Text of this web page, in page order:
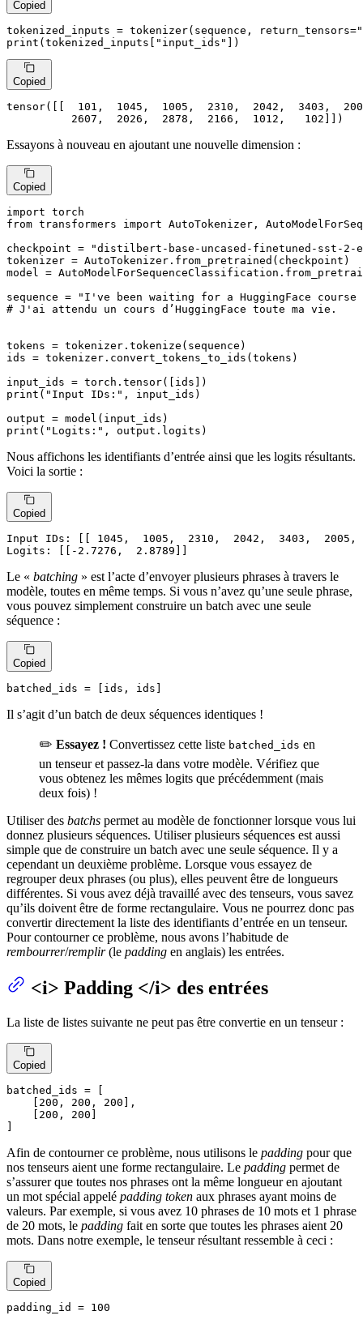
Copied
tokenized_inputs = tokenizer(sequence, return_tensors=
print (tokenized_inputs[ "input_ids" ])
Copied
tensor([[ 101 , 1045 , 1005 , 2310 , 2042 , 3403 ,
2607 , 2026 , 2878 , 2166 , 1012 , 102 ]])
Essayons à nouveau en ajoutant une nouvelle dimension :
Copied
import
from transformers import AutoTokenizer,
checkpoint =
"distilbert-base-uncased-finetuned-sst-2-
tokenizer = AutoTokenizer.from_pretrained(checkpoint)
model =
sequence =
"I've been waiting for a HuggingFace
# J'ai attendu un cours d’HuggingFace toute ma vie.
tokens = tokenizer.tokenize(sequence)
ids = tokenizer.convert_tokens_to_ids(tokens)
print ( "Input IDs:" , input_ids)
print ( "Logits:" , output.logits)
Nous affichons les identifiants d’entrée ainsi que les logits résultants.
Voici la sortie :
Copied
Input IDs: [[ 1045 , 1005 , 2310 , 2042 , 3403 , 2005
Logits: [[- 2.7276 , 2.8789
Le « batching » est l’acte d’envoyer plusieurs phrases à travers le
modèle, toutes en même temps. Si vous n’avez qu’une seule phrase,
vous pouvez simplement construire un batch avec une seule
séquence :
Copied
batched_ids = [ids, ids]
Il s’agit d’un batch de deux séquences identiques !
✏️ Essayez ! Convertissez cette liste batched_ids en
un tenseur et passez-la dans votre modèle. Vérifiez que
vous obtenez les mêmes logits que précédemment (mais
deux fois) !
Utiliser des batchs permet au modèle de fonctionner lorsque vous lui
donnez plusieurs séquences. Utiliser plusieurs séquences est aussi
simple que de construire un batch avec une seule séquence. Il y a
cependant un deuxième problème. Lorsque vous essayez de
regrouper deux phrases (ou plus), elles peuvent être de longueurs
différentes. Si vous avez déjà travaillé avec des tenseurs, vous savez
qu’ils doivent être de forme rectangulaire. Vous ne pourrez donc pas
convertir directement la liste des identifiants d’entrée en un tenseur.
Pour contourner ce problème, nous avons l’habitude de
rembourrer/remplir(le padding en anglais) les entrées.
<i> Padding </i> des entrées
La liste de listes suivante ne peut pas être convertie en un tenseur :
Copied
batched_ids = [
    [
200 , 200 , 200 ],
    [
200 , 200 ]
]
Afin de contourner ce problème, nous utilisons le padding pour que
nos tenseurs aient une forme rectangulaire. Le padding permet de
s’assurer que toutes nos phrases ont la même longueur en ajoutant
un mot spécial appelé padding token aux phrases ayant moins de
valeurs. Par exemple, si vous avez 10 phrases de 10 mots et 1 phrase
de 20 mots, le padding fait en sorte que toutes les phrases aient 20
mots. Dans notre exemple, le tenseur résultant ressemble à ceci :
Copied
padding_id = 100